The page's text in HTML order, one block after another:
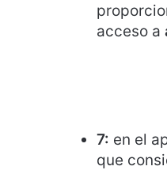
acceso a
7: en el
que